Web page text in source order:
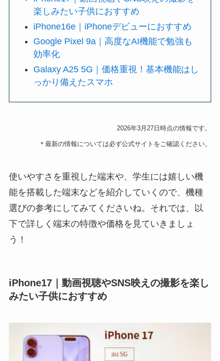
楽しみたい子供におすすめ
iPhone16e｜iPhoneデビューにおすすめ
Google Pixel 9a｜高度なAI機能で勉強も
効率化
Galaxy A25 5G｜価格重視！基本機能はし
っかり備えたスマホ
2026年3月27日 時点の情報です。
＊最新の情報については必ず公式サイトをご確認ください。
使いやすさを重視した端末や、学生には嬉しい機
能を搭載した端末などを紹介していくので、機種
選びの参考にしてみてくださいね。それでは、以
下で詳しく端末の特徴や価格を見ていきましょ
う！
iPhone17｜動画視聴やSNS映えの撮影を楽し
みたい子供におすすめ